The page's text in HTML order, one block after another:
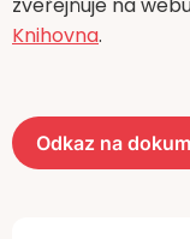
Knihovna.
Odkaz na